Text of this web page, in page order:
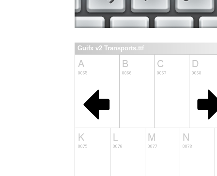
Guifx v2 Transports.ttf